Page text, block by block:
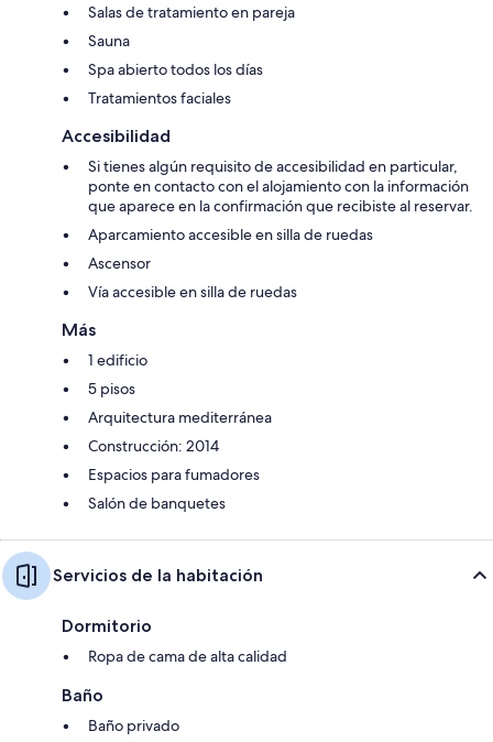
Salas de tratamiento en pareja
Sauna
Spa abierto todos los días
Tratamientos faciales
Accesibilidad
Si tienes algún requisito de accesibilidad en particular,
ponte en contacto con el alojamiento con la información
que aparece en la confirmación que recibiste al reservar.
Aparcamiento accesible en silla de ruedas
Ascensor
Vía accesible en silla de ruedas
Más
1 edificio
5 pisos
Arquitectura mediterránea
Construcción: 2014
Espacios para fumadores
Salón de banquetes
Servicios de la habitación
Dormitorio
Ropa de cama de alta calidad
Baño
Baño privado